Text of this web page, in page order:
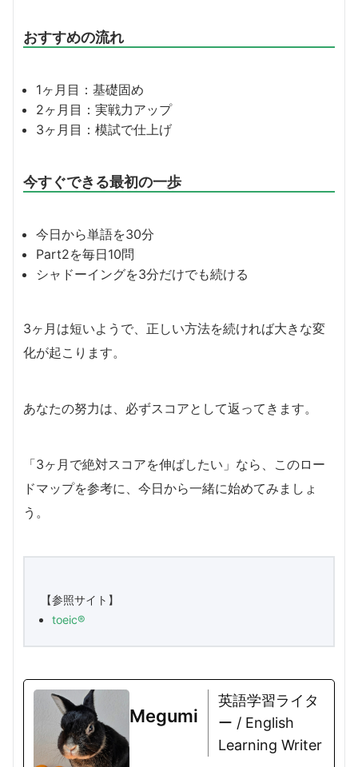
おすすめの流れ
1ヶ月目：基礎固め
2ヶ月目：実戦力アップ
3ヶ月目：模試で仕上げ
今すぐできる最初の一歩
今日から単語を30分
Part2を毎日10問
シャドーイングを3分だけでも続ける
3ヶ月は短いようで、正しい方法を続ければ大きな変
化が起こります。
あなたの努力は、必ずスコアとして返ってきます。
「3ヶ月で絶対スコアを伸ばしたい」なら、このロー
ドマップを参考に、今日から一緒に始めてみましょ
う。
【参照サイト】
toeic®
Megumi
英語学習ライタ
ー / English
Learning Writer